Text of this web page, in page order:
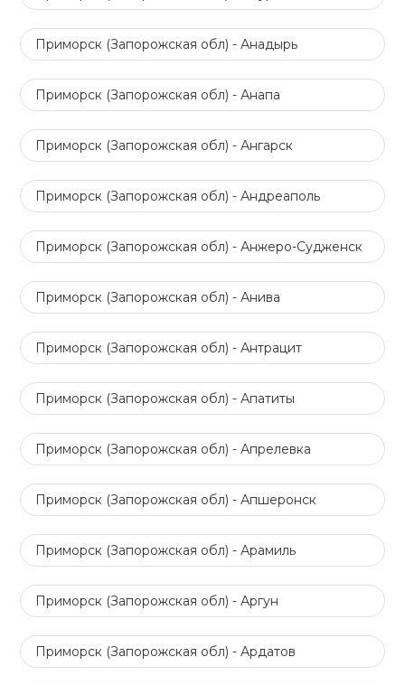
Приморск (Запорожская обл) - Анадырь
Приморск (Запорожская обл) - Анапа
Приморск (Запорожская обл) - Ангарск
Приморск (Запорожская обл) - Андреаполь
Приморск (Запорожская обл) - Анжеро-Судженск
Приморск (Запорожская обл) - Анива
Приморск (Запорожская обл) - Антрацит
Приморск (Запорожская обл) - Апатиты
Приморск (Запорожская обл) - Апрелевка
Приморск (Запорожская обл) - Апшеронск
Приморск (Запорожская обл) - Арамиль
Приморск (Запорожская обл) - Аргун
Приморск (Запорожская обл) - Ардатов